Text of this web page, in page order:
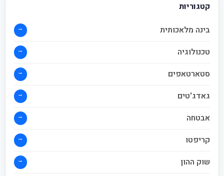
קטגוריות
בינה מלאכותית
→
טכנולוגיה →
סטארטאפים →
גאדג'טים →
אבטחה →
קריפטו →
שוק ההון →